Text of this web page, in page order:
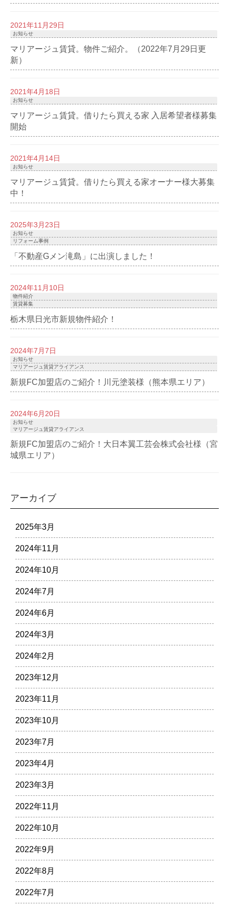
2021年11月29日
お知らせ
マリアージュ賃貸。物件ご紹介。（2022年7月29日更
新）
2021年4月18日
お知らせ
マリアージュ賃貸。借りたら買える家 入居希望者様募集
開始
2021年4月14日
お知らせ
マリアージュ賃貸。借りたら買える家オーナー様大募集
中！
2025年3月23日
お知らせ
リフォーム事例
「不動産Gメン滝島」に出演しました！
2024年11月10日
物件紹介
賃貸募集
栃木県日光市新規物件紹介！
2024年7月7日
お知らせ
マリアージュ賃貸アライアンス
新規FC加盟店のご紹介！川元塗装様（熊本県エリア）
2024年6月20日
お知らせ
マリアージュ賃貸アライアンス
新規FC加盟店のご紹介！大日本翼工芸会株式会社様（宮
城県エリア）
アーカイブ
2025年3月
2024年11月
2024年10月
2024年7月
2024年6月
2024年3月
2024年2月
2023年12月
2023年11月
2023年10月
2023年7月
2023年4月
2023年3月
2022年11月
2022年10月
2022年9月
2022年8月
2022年7月